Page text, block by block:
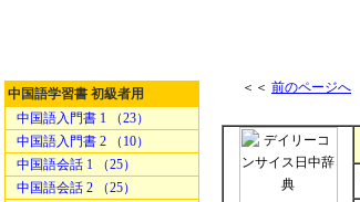
中国語学習書 初級者用
中国語入門書 1 （23）
中国語入門書 2 （10）
中国語会話 1 （25）
中国語会話 2 （25）
＜＜ 前のページへ